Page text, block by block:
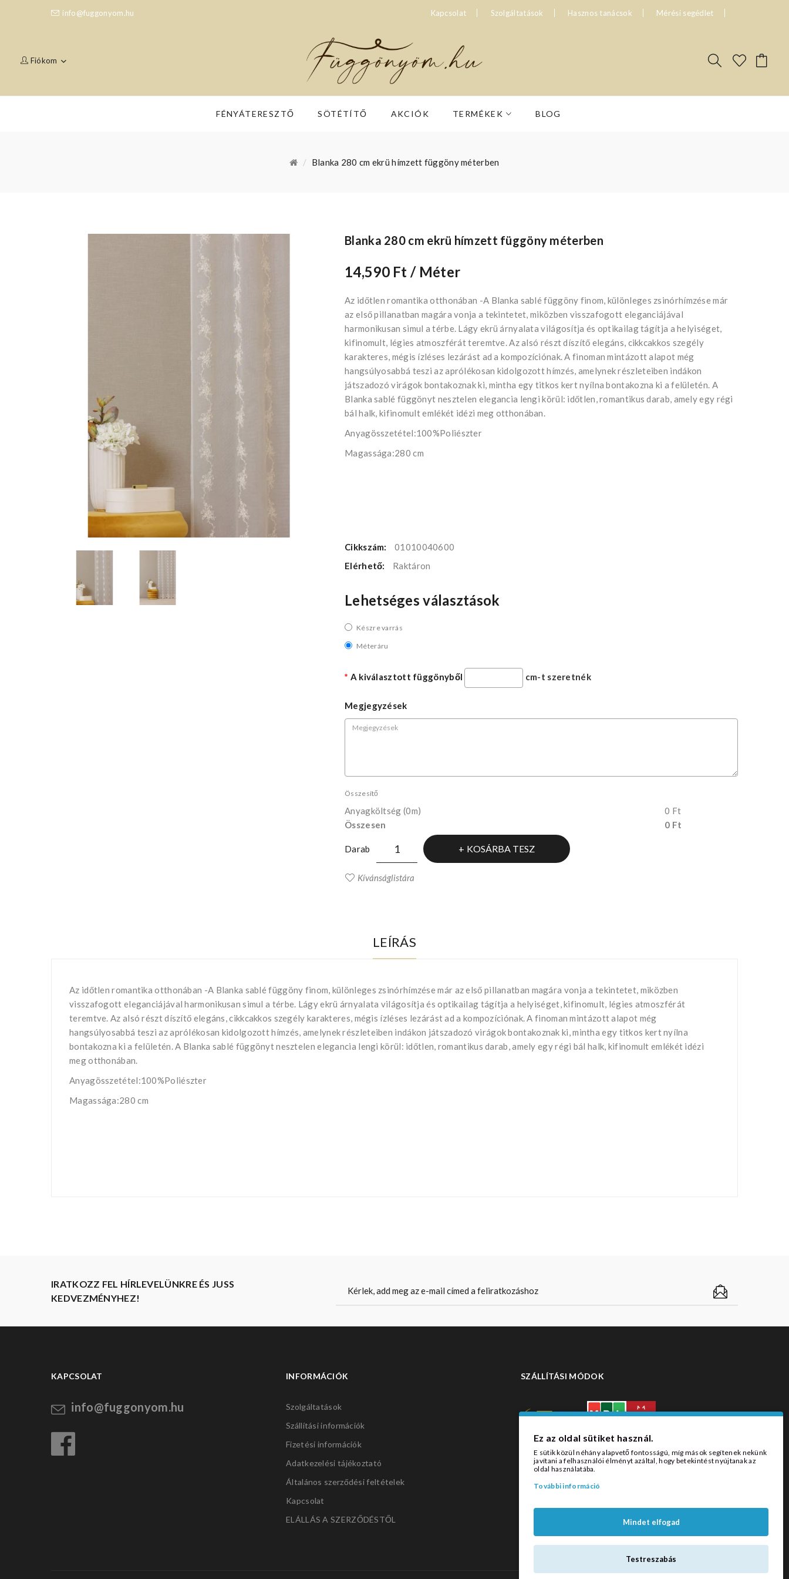
info@fuggonyom.hu Kapcsolat Szolgáltatások Hasznos tanácsok Mérési segédlet
Fiókom
FÉNYÁTERESZTŐ SÖTÉTÍTŐ AKCIÓK TERMÉKEK BLOG
Blanka 280 cm ekrü hímzett függöny méterben
Blanka 280 cm ekrü hímzett függöny méterben
14,590 Ft / Méter
Az időtlen romantika otthonában -A Blanka sablé függöny finom, különleges zsinórhímzése már
az első pillanatban magára vonja a tekintetet, miközben visszafogott eleganciájával
harmonikusan simul a térbe. Lágy ekrü árnyalata világosítja és optikailag tágítja a helyiséget,
kifinomult, légies atmoszférát teremtve. Az alsó részt díszítő elegáns, cikkcakkos szegély
karakteres, mégis ízléses lezárást ad a kompozíciónak. A finoman mintázott alapot még
hangsúlyosabbá teszi az aprólékosan kidolgozott hímzés, amelynek részleteiben indákon
játszadozó virágok bontakoznak ki, mintha egy titkos kert nyílna bontakozna ki a felületén. A
Blanka sablé függönyt nesztelen elegancia lengi körül: időtlen, romantikus darab, amely egy régi
bál halk, kifinomult emlékét idézi meg otthonában.
Anyagösszetétel:100%Poliészter
Magassága:280 cm
Cikkszám:
01010040600
Elérhető:
Raktáron
Lehetséges választások
Készre varrás
Méteráru
A kiválasztott függönyből cm-t szeretnék
Megjegyzések
Összesítő
Anyagköltség (0m)
0 Ft
Összesen
0 Ft
Darab KOSÁRBA TESZ
Kívánságlistára
LEÍRÁS
Az időtlen romantika otthonában -A Blanka sablé függöny finom, különleges zsinórhímzése már az első pillanatban magára vonja a tekintetet, miközben
visszafogott eleganciájával harmonikusan simul a térbe. Lágy ekrü árnyalata világosítja és optikailag tágítja a helyiséget, kifinomult, légies atmoszférát
teremtve. Az alsó részt díszítő elegáns, cikkcakkos szegély karakteres, mégis ízléses lezárást ad a kompozíciónak. A finoman mintázott alapot még
hangsúlyosabbá teszi az aprólékosan kidolgozott hímzés, amelynek részleteiben indákon játszadozó virágok bontakoznak ki, mintha egy titkos kert nyílna
bontakozna ki a felületén. A Blanka sablé függönyt nesztelen elegancia lengi körül: időtlen, romantikus darab, amely egy régi bál halk, kifinomult emlékét idézi
meg otthonában.
Anyagösszetétel:100%Poliészter
Magassága:280 cm
IRATKOZZ FEL HÍRLEVELÜNKRE ÉS JUSS
KEDVEZMÉNYHEZ!
KAPCSOLAT
info@fuggonyom.hu
INFORMÁCIÓK
Szolgáltatások
Szállítási információk
Fizetési információk
Adatkezelési tájékoztató
Általános szerződési feltételek
Kapcsolat
ELÁLLÁS A SZERZŐDÉSTŐL
SZÁLLÍTÁSI MÓDOK
Ez az oldal sütiket használ.
E sütik közül néhány alapvető fontosságú, míg mások segítenek nekünk
javítani a felhasználói élményt azáltal, hogy betekintést nyújtanak az
oldal használatába.
További információ
Mindet elfogad
Testreszabás